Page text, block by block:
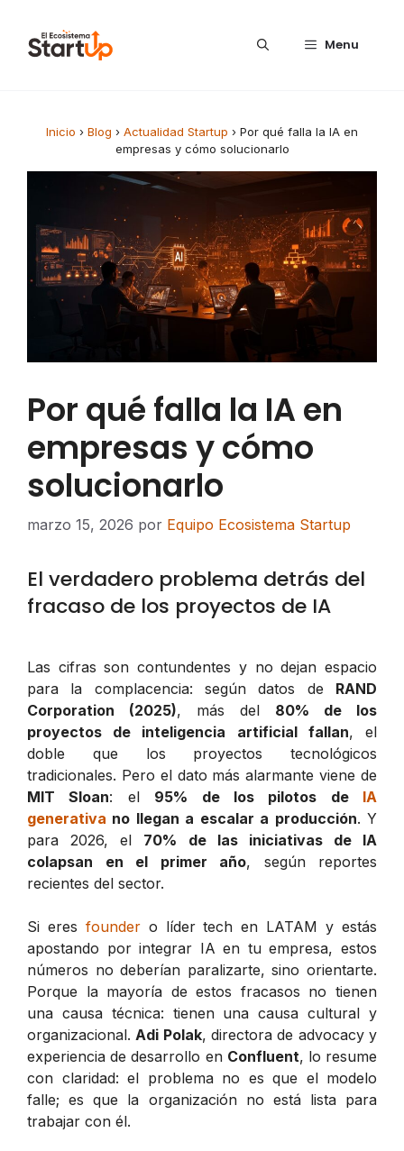
Menu
Inicio › Blog › Actualidad Startup › Por qué falla la IA en
empresas y cómo solucionarlo
Por qué falla la IA en
empresas y cómo
solucionarlo
marzo 15, 2026 por Equipo Ecosistema Startup
El verdadero problema detrás del
fracaso de los proyectos de IA
Las cifras son contundentes y no dejan espacio
para la complacencia: según datos de RAND
Corporation (2025), más del 80% de los
proyectos de inteligencia artificial fallan, el
doble que los proyectos tecnológicos
tradicionales. Pero el dato más alarmante viene de
MIT Sloan: el 95% de los pilotos de IA
generativa no llegan a escalar a producción. Y
para 2026, el 70% de las iniciativas de IA
colapsan en el primer año, según reportes
recientes del sector.
Si eres foundero líder tech en LATAM y estás
apostando por integrar IA en tu empresa, estos
números no deberían paralizarte, sino orientarte.
Porque la mayoría de estos fracasos no tienen
una causa técnica: tienen una causa cultural y
organizacional. Adi Polak, directora de advocacy y
experiencia de desarrollo en Confluent, lo resume
con claridad: el problema no es que el modelo
falle; es que la organización no está lista para
trabajar con él.